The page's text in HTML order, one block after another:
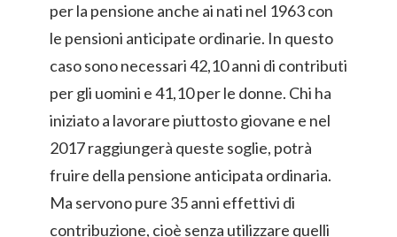
per la pensione anche ai nati nel 1963 con
le pensioni anticipate ordinarie. In questo
caso sono necessari 42,10 anni di contributi
per gli uomini e 41,10 per le donne. Chi ha
iniziato a lavorare piuttosto giovane e nel
2017 raggiungerà queste soglie, potrà
fruire della pensione anticipata ordinaria.
Ma servono pure 35 anni effettivi di
contribuzione, cioè senza utilizzare quelli